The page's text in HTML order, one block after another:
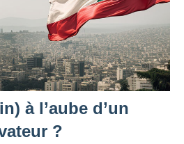
à l’aube d’un
?